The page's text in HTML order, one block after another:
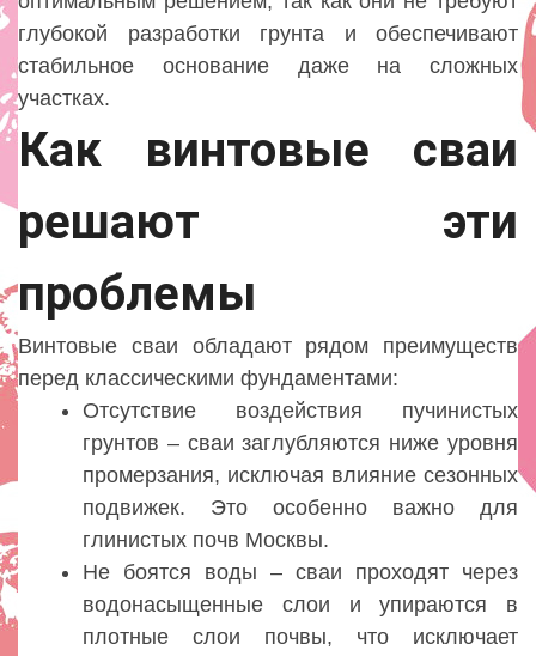
глубокой разработки грунта и обеспечивают
стабильное основание даже на сложных
участках.
Как винтовые сваи
решают эти
проблемы
Винтовые сваи обладают рядом преимуществ
перед классическими фундаментами:
Отсутствие воздействия пучинистых
грунтов – сваи заглубляются ниже уровня
промерзания, исключая влияние сезонных
подвижек. Это особенно важно для
глинистых почв Москвы.
Не боятся воды – сваи проходят через
водонасыщенные слои и упираются в
плотные слои почвы, что исключает